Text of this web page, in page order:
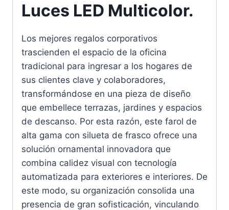
Luces LED Multicolor.
Los mejores regalos corporativos
trascienden el espacio de la oficina
tradicional para ingresar a los hogares de
sus clientes clave y colaboradores,
transformándose en una pieza de diseño
que embellece terrazas, jardines y espacios
de descanso. Por esta razón, este farol de
alta gama con silueta de frasco ofrece una
solución ornamental innovadora que
combina calidez visual con tecnología
automatizada para exteriores e interiores. De
este modo, su organización consolida una
presencia de gran sofisticación, vinculando